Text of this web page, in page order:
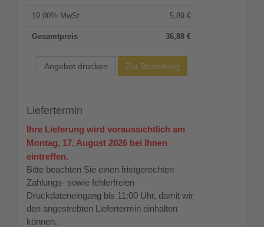
19.00% MwSt 5,89 €
Gesamtpreis 36,88 €
Angebot drucken
Liefertermin
Ihre Lieferung wird voraussichtlich am
Montag, 17. August 2026 bei Ihnen
eintreffen.
Bitte beachten Sie einen fristgerechten
Zahlungs- sowie fehlerfreien
Druckdateneingang bis 11:00 Uhr, damit wir
den angestrebten Liefertermin einhalten
können.